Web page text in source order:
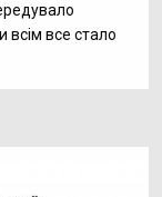
всім все стало